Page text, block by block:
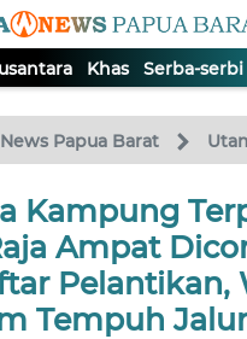
Khas Serba-serbi
Papua Barat
Kampung
Ampat
Pelantikan,
Tempuh